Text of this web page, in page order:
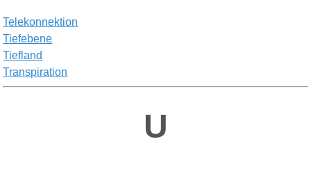
Telekonnektion
Tiefebene
Tiefland
Transpiration
U